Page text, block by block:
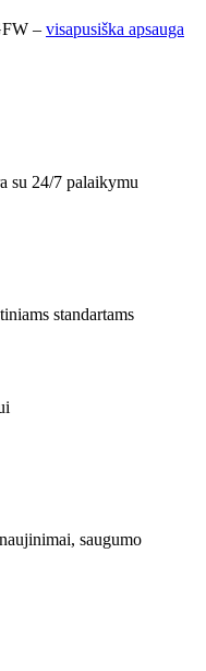
– visapusiška apsauga
su 24/7 palaikymu
standartams
saugumo